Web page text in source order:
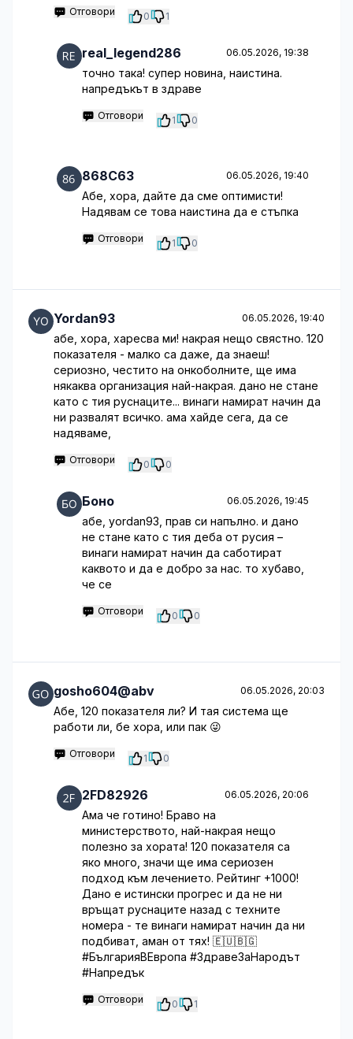
Отговори 0 1
real_legend286 06.05.2026, 19:38
точно така! супер новина, наистина.
напредъкът в здраве
Отговори 1 0
868C63 06.05.2026, 19:40
Абе, хора, дайте да сме оптимисти!
Надявам се това наистина да е стъпка
Отговори 1 0
Yordan93 06.05.2026, 19:40
абе, хора, харесва ми! накрая нещо свястно. 120
показателя - малко са даже, да знаеш!
сериозно, честито на онкоболните, ще има
някаква организация най-накрая. дано не стане
като с тия руснаците... винаги намират начин да
ни развалят всичко. ама хайде сега, да се
надяваме,
Отговори 0 0
Боно 06.05.2026, 19:45
абе, yordan93, прав си напълно. и дано
не стане като с тия деба от русия –
винаги намират начин да саботират
каквото и да е добро за нас. то хубаво,
че се
Отговори 0 0
gosho604@abv 06.05.2026, 20:03
Абе, 120 показателя ли? И тая система ще
работи ли, бе хора, или пак 😜
Отговори 1 0
2FD82926 06.05.2026, 20:06
Ама че готино! Браво на
министерството, най-накрая нещо
полезно за хората! 120 показателя са
яко много, значи ще има сериозен
подход към лечението. Рейтинг +1000!
Дано е истински прогрес и да не ни
връщат руснаците назад с техните
номера - те винаги намират начин да ни
подбиват, аман от тях! 🇪🇺🇧🇬
#БългарияВЕвропа #ЗдравеЗаНародът
#Напредък
Отговори 0 1